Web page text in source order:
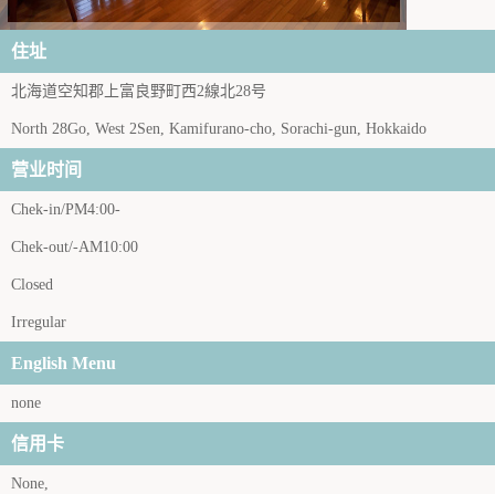
住址
北海道空知郡上富良野町西2線北28号
North 28Go, West 2Sen, Kamifurano-cho, Sorachi-gun, Hokkaido
营业时间
Chek-in/PM4:00-
Chek-out/-AM10:00
Closed
Irregular
English Menu
none
信用卡
None,